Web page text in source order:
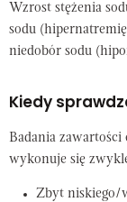
Wzrost stężenia
sodu
niedobór sodu
Kiedy
Badania
wykonuje się
Zbyt niskiego/